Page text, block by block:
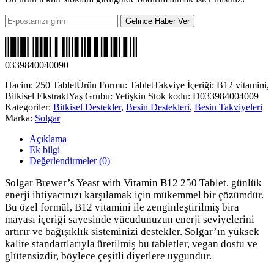
Gelince Haber Ver
0339840040090
Hacim: 250 TabletÜrün Formu: TabletTakviye İçeriği: B12 vitamini,
Bitkisel EkstraktYaş Grubu: Yetişkin Stok kodu: D033984004009
Kategoriler: Bitkisel Destekler, Besin Destekleri, Besin Takviyeleri
Marka: Solgar
Açıklama
Ek bilgi
Değerlendirmeler (0)
Solgar Brewer’s Yeast with Vitamin B12 250 Tablet, günlük
enerji ihtiyacınızı karşılamak için mükemmel bir çözümdür.
Bu özel formül, B12 vitamini ile zenginleştirilmiş bira
mayası içeriği sayesinde vücudunuzun enerji seviyelerini
artırır ve bağışıklık sisteminizi destekler. Solgar’ın yüksek
kalite standartlarıyla üretilmiş bu tabletler, vegan dostu ve
glütensizdir, böylece çeşitli diyetlere uygundur.